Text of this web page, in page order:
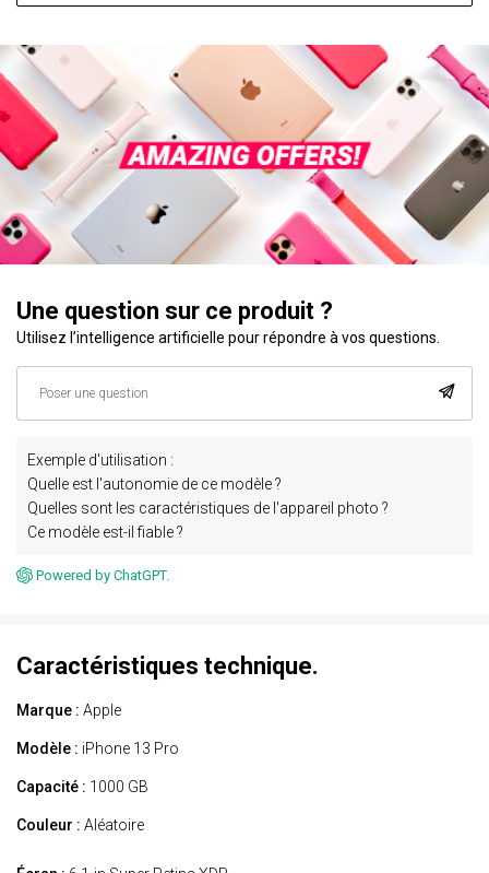
Une question sur ce produit ?
Utilisez l’intelligence artificielle pour répondre à vos questions.
Exemple d'utilisation :
Quelle est l'autonomie de ce modèle ?
Quelles sont les caractéristiques de l'appareil photo ?
Ce modèle est-il fiable ?
Powered by ChatGPT.
Caractéristiques technique.
Marque : Apple
Modèle : iPhone 13 Pro
Capacité : 1000 GB
Couleur : Aléatoire